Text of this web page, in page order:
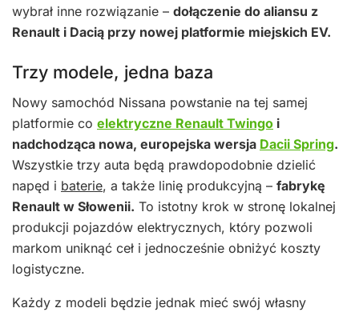
wybrał inne rozwiązanie – dołączenie do aliansu z
Renault i Dacią przy nowej platformie miejskich EV.
Trzy modele, jedna baza
Nowy samochód Nissana powstanie na tej samej
platformie co elektryczne Renault Twingo i
nadchodząca nowa, europejska wersja Dacii Spring.
Wszystkie trzy auta będą prawdopodobnie dzielić
napęd i baterie, a także linię produkcyjną – fabrykę
Renault w Słowenii. To istotny krok w stronę lokalnej
produkcji pojazdów elektrycznych, który pozwoli
markom uniknąć ceł i jednocześnie obniżyć koszty
logistyczne.
Każdy z modeli będzie jednak mieć swój własny